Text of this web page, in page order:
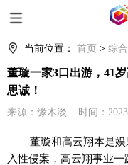
当前位置： 首页 > 综合
董璇一家3口出游，41
思诚！
来源：缘木淡 时间：
董璇和高云翔本是
入性侵案，高云翔事业一